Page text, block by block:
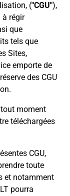
("CGU"),
régir
que
tels que
Sites,
emporte de
des CGU
moment
téléchargées
CGU,
toute
et notamment
pourra